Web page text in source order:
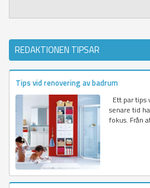
REDAKTIONEN TIPSAR
Tips vid renovering av badrum
Ett par tips
senare tid
fokus. Från